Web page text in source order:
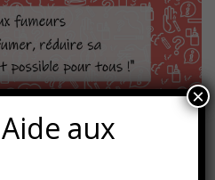
aux
×